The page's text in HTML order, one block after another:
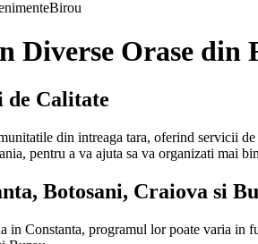
Birou
Diverse Orase din
de Calitate
din intreaga tara, oferind servicii
pentru a va ajuta sa va organizati mai
Botosani, Craiova si
in Constanta, programul lor poate varia